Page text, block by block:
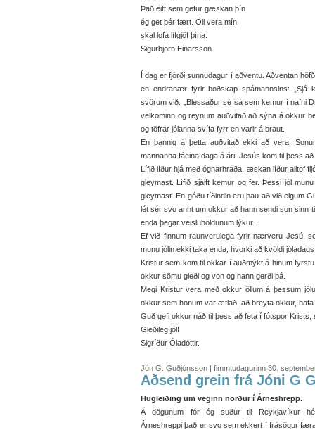
Það eitt sem gefur gæskan þín
ég get þér fært. Öll vera mín
skal lofa lífgjöf þína.
Sigurbjörn Einarsson.
Í dag er fjórði sunnudagur í aðventu. Aðventan
en endranær fyrir boðskap spámannsins: „Sjá
svörum við: „Blessaður sé sá sem kemur í nafni
velkominn og reynum auðvitað að sýna á okkur
og töfrar jólanna svífa fyrr en varir á braut.
En þannig á þetta auðvitað ekki að vera.
mannanna fáeina daga á ári. Jesús kom til þess
Lífið líður hjá með ógnarhraða, æskan líður alltof
gleymast. Lífið sjálft kemur og fer. Þessi jól
gleymast. En góðu tíðindin eru þau að við eigum
lét sér svo annt um okkur að hann sendi son sinn
enda þegar veisluhöldunum lýkur.
Ef við finnum raunverulega fyrir nærveru Jesú,
munu jólin ekki taka enda, hvorki að kvöldi
Kristur sem kom til okkar í auðmýkt á hinum
okkur sömu gleði og von og hann gerði þá.
Megi Kristur vera með okkur öllum á þessum
okkur sem honum var ætlað, að breyta okkur,
Guð gefi okkur náð til þess að feta í fótspor
Gleðileg jól!
Sigríður Óladóttir.
Jón G. Guðjónsson | fimmtudagurinn 30.
Aðsend grein frá Jóni G
Hugleiðing um veginn norður í Árneshrepp.
Á dögunum fór ég suður til Reykjavíkur
Árneshreppi það er svo sem ekkert í frásögur